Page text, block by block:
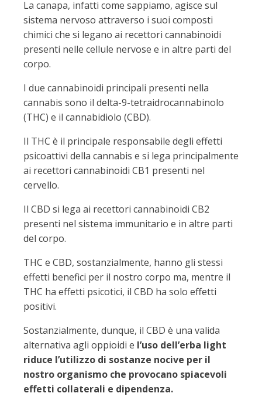
La canapa, infatti come sappiamo, agisce sul
sistema nervoso attraverso i suoi composti
chimici che si legano ai recettori cannabinoidi
presenti nelle cellule nervose e in altre parti del
corpo.
I due cannabinoidi principali presenti nella
cannabis sono il delta-9-tetraidrocannabinolo
(THC) e il cannabidiolo (CBD).
Il THC è il principale responsabile degli effetti
psicoattivi della cannabis e si lega principalmente
ai recettori cannabinoidi CB1 presenti nel
cervello.
Il CBD si lega ai recettori cannabinoidi CB2
presenti nel sistema immunitario e in altre parti
del corpo.
THC e CBD, sostanzialmente, hanno gli stessi
effetti benefici per il nostro corpo ma, mentre il
THC ha effetti psicotici, il CBD ha solo effetti
positivi.
Sostanzialmente, dunque, il CBD è una valida
alternativa agli oppioidi e l’uso dell’erba light
riduce l’utilizzo di sostanze nocive per il
nostro organismo che provocano spiacevoli
effetti collaterali e dipendenza.